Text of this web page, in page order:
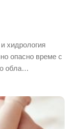
хидрология
опасно време с
обла…